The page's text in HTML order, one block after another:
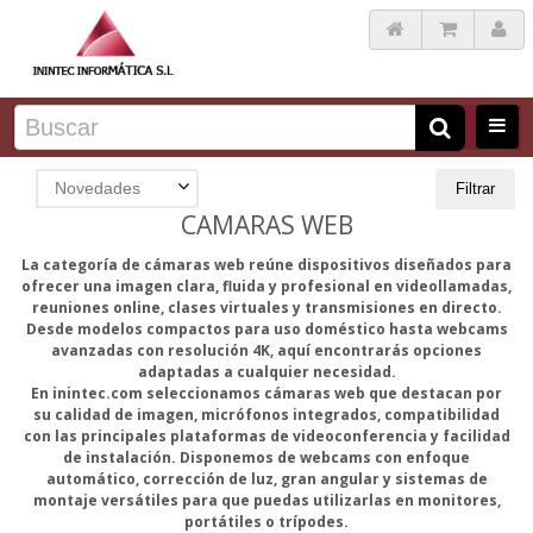
Filtrar
Novedades
CAMARAS WEB
La categoría de cámaras web reúne dispositivos diseñados para
ofrecer una imagen clara, fluida y profesional en videollamadas,
reuniones online, clases virtuales y transmisiones en directo.
Desde modelos compactos para uso doméstico hasta webcams
avanzadas con resolución 4K, aquí encontrarás opciones
adaptadas a cualquier necesidad.
En inintec.com seleccionamos cámaras web que destacan por
su calidad de imagen, micrófonos integrados, compatibilidad
con las principales plataformas de videoconferencia y facilidad
de instalación. Disponemos de webcams con enfoque
automático, corrección de luz, gran angular y sistemas de
montaje versátiles para que puedas utilizarlas en monitores,
portátiles o trípodes.